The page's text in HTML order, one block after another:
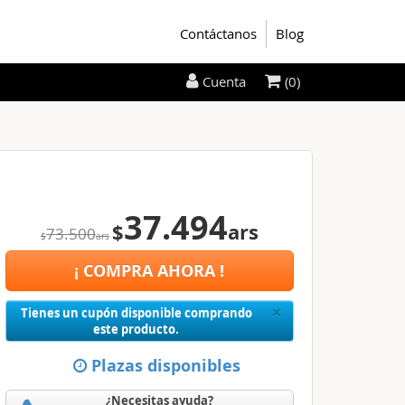
Contáctanos Blog
$73.500ars $37.494ars
¡ COMPRA AHORA !
×Close
Tienes un cupón disponible comprando
este producto.
Plazas disponibles
¿Necesitas ayuda?
Cuenta (0)